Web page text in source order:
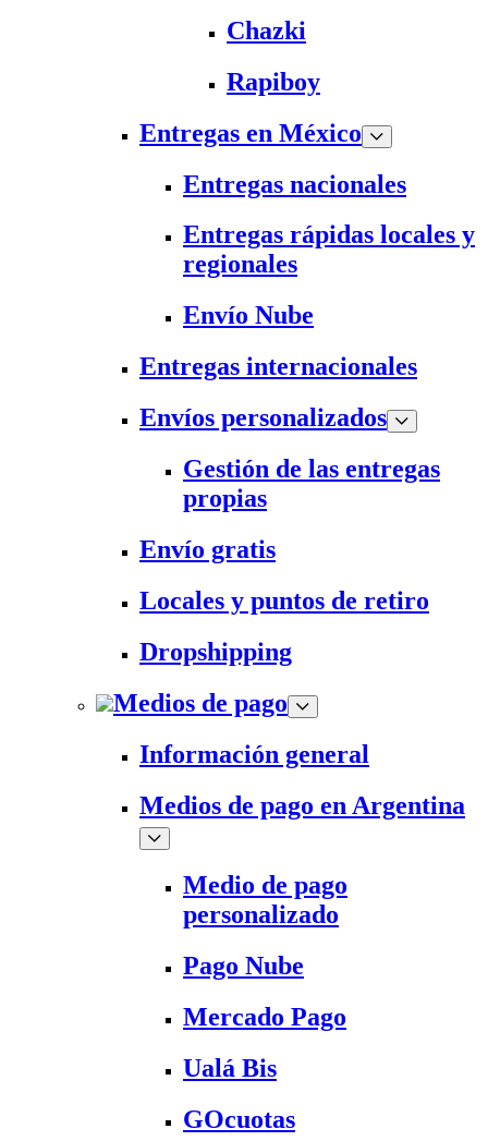
Chazki
Rapiboy
Entregas en México
Entregas nacionales
Entregas rápidas locales y
regionales
Envío Nube
Entregas internacionales
Envíos personalizados
Gestión de las entregas
propias
Envío gratis
Locales y puntos de retiro
Dropshipping
Medios de pago
Información general
Medios de pago en Argentina
Medio de pago
personalizado
Pago Nube
Mercado Pago
Ualá Bis
GOcuotas